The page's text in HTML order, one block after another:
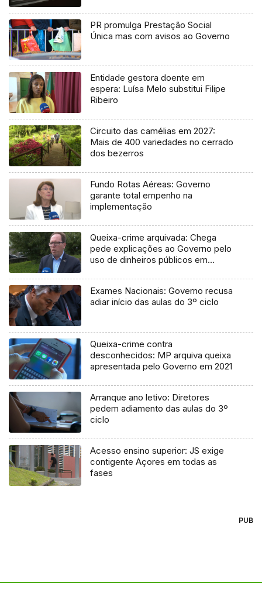
PR promulga Prestação Social
Única mas com avisos ao Governo
Entidade gestora doente em
espera: Luísa Melo substitui Filipe
Ribeiro
Circuito das camélias em 2027:
Mais de 400 variedades no cerrado
dos bezerros
Fundo Rotas Aéreas: Governo
garante total empenho na
implementação
Queixa-crime arquivada: Chega
pede explicações ao Governo pelo
uso de dinheiros públicos em
Exames Nacionais: Governo recusa
adiar início das aulas do 3º ciclo
Queixa-crime contra
desconhecidos: MP arquiva queixa
apresentada pelo Governo em 2021
Arranque ano letivo: Diretores
pedem adiamento das aulas do 3º
ciclo
Acesso ensino superior: JS exige
contigente Açores em todas as
fases
PUB